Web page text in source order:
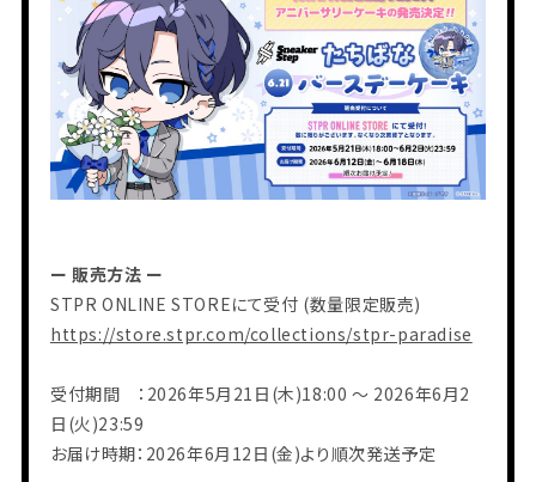
会員登録 ログイン
PHOTO
ー 販売方法 ー
STPR ONLINE STOREにて受付 (数量限定販売)
https://store.stpr.com/collections/stpr-paradise
受付期間 ：2026年5月21日(木)18:00 ～ 2026年6月2
日(火)23:59
お届け時期：2026年6月12日(金)より順次発送予定